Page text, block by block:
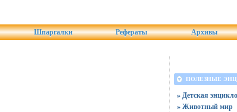
Шпаргалки Рефераты Архивы
ПОЛЕЗНЫЕ
» Детская
» Животный мир